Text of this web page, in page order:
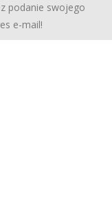
podanie swojego
e-mail!